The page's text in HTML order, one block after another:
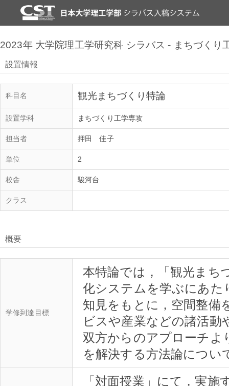
2023年 大学院理工学研究科 シラバス - まちづくり
設置情報
科目名 観光まちづくり特論
設置学科 まちづくり工学専攻
担当者 押田 佳子
単位 2
校舎 駿河台
クラス
概要
学修到達目標
本特論では，「観光まち
化システムを学ぶにあた
知見をもとに，空間整備
ビスや産業などの諸活動
双方からのアプローチよ
「対面授業」にて，実施